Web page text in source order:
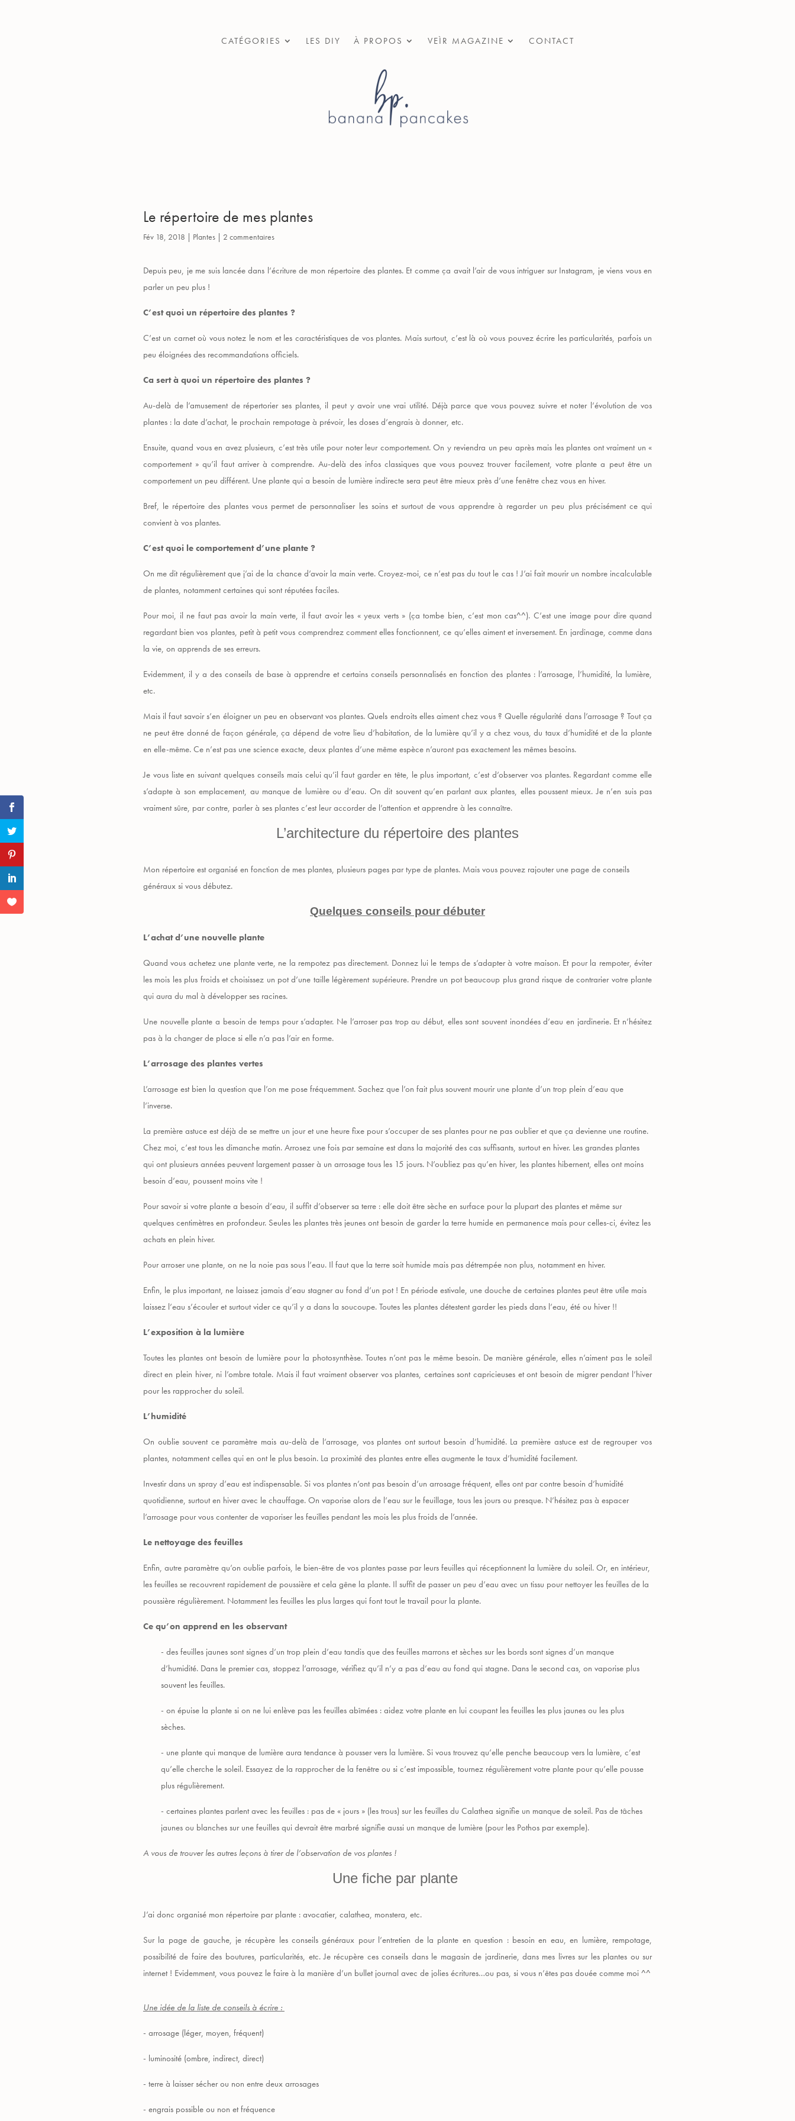
CATÉGORIES LES DIY À PROPOS VEÌR MAGAZINE CONTACT
Le répertoire de mes plantes
Fév 18, 2018 | Plantes| 2 commentaires
Depuis peu, je me suis lancée dans l’écriture de mon répertoire des plantes. Et comme ça avait l’air de vous intriguer sur Instagram, je viens vous en
parler un peu plus !
C’est quoi un répertoire des plantes ?
C’est un carnet où vous notez le nom et les caractéristiques de vos plantes. Mais surtout, c’est là où vous pouvez écrire les particularités, parfois un
peu éloignées des recommandations officiels.
Ca sert à quoi un répertoire des plantes ?
Au-delà de l’amusement de répertorier ses plantes, il peut y avoir une vrai utilité. Déjà parce que vous pouvez suivre et noter l’évolution de vos
plantes : la date d’achat, le prochain rempotage à prévoir, les doses d’engrais à donner, etc.
Ensuite, quand vous en avez plusieurs, c’est très utile pour noter leur comportement. On y reviendra un peu après mais les plantes ont vraiment un «
comportement » qu’il faut arriver à comprendre. Au-delà des infos classiques que vous pouvez trouver facilement, votre plante a peut être un
comportement un peu différent. Une plante qui a besoin de lumière indirecte sera peut être mieux près d’une fenêtre chez vous en hiver.
Bref, le répertoire des plantes vous permet de personnaliser les soins et surtout de vous apprendre à regarder un peu plus précisément ce qui
convient à vos plantes.
C’est quoi le comportement d’une plante ?
On me dit régulièrement que j’ai de la chance d’avoir la main verte. Croyez-moi, ce n’est pas du tout le cas ! J’ai fait mourir un nombre incalculable
de plantes, notamment certaines qui sont réputées faciles.
Pour moi, il ne faut pas avoir la main verte, il faut avoir les « yeux verts » (ça tombe bien, c’est mon cas^^). C’est une image pour dire quand
regardant bien vos plantes, petit à petit vous comprendrez comment elles fonctionnent, ce qu’elles aiment et inversement. En jardinage, comme dans
la vie, on apprends de ses erreurs.
Evidemment, il y a des conseils de base à apprendre et certains conseils personnalisés en fonction des plantes : l’arrosage, l’humidité, la lumière,
etc.
Mais il faut savoir s’en éloigner un peu en observant vos plantes. Quels endroits elles aiment chez vous ? Quelle régularité dans l’arrosage ? Tout ça
ne peut être donné de façon générale, ça dépend de votre lieu d’habitation, de la lumière qu’il y a chez vous, du taux d’humidité et de la plante
en elle-même. Ce n’est pas une science exacte, deux plantes d’une même espèce n’auront pas exactement les mêmes besoins.
Je vous liste en suivant quelques conseils mais celui qu’il faut garder en tête, le plus important, c’est d’observer vos plantes. Regardant comme elle
s’adapte à son emplacement, au manque de lumière ou d’eau. On dit souvent qu’en parlant aux plantes, elles poussent mieux. Je n’en suis pas
vraiment sûre, par contre, parler à ses plantes c’est leur accorder de l’attention et apprendre à les connaître.
L’architecture du répertoire des plantes
Mon répertoire est organisé en fonction de mes plantes, plusieurs pages par type de plantes. Mais vous pouvez rajouter une page de conseils
généraux si vous débutez.
Quelques conseils pour débuter
L’achat d’une nouvelle plante
Quand vous achetez une plante verte, ne la rempotez pas directement. Donnez lui le temps de s’adapter à votre maison. Et pour la rempoter, éviter
les mois les plus froids et choisissez un pot d’une taille légèrement supérieure. Prendre un pot beaucoup plus grand risque de contrarier votre plante
qui aura du mal à développer ses racines.
Une nouvelle plante a besoin de temps pour s’adapter. Ne l’arroser pas trop au début, elles sont souvent inondées d’eau en jardinerie. Et n’hésitez
pas à la changer de place si elle n’a pas l’air en forme.
L’arrosage des plantes vertes
L’arrosage est bien la question que l’on me pose fréquemment. Sachez que l’on fait plus souvent mourir une plante d’un trop plein d’eau que
l’inverse.
La première astuce est déjà de se mettre un jour et une heure fixe pour s’occuper de ses plantes pour ne pas oublier et que ça devienne une routine.
Chez moi, c’est tous les dimanche matin. Arrosez une fois par semaine est dans la majorité des cas suffisants, surtout en hiver. Les grandes plantes
qui ont plusieurs années peuvent largement passer à un arrosage tous les 15 jours. N’oubliez pas qu’en hiver, les plantes hibernent, elles ont moins
besoin d’eau, poussent moins vite !
Pour savoir si votre plante a besoin d’eau, il suffit d’observer sa terre : elle doit être sèche en surface pour la plupart des plantes et même sur
quelques centimètres en profondeur. Seules les plantes très jeunes ont besoin de garder la terre humide en permanence mais pour celles-ci, évitez les
achats en plein hiver.
Pour arroser une plante, on ne la noie pas sous l’eau. Il faut que la terre soit humide mais pas détrempée non plus, notamment en hiver.
Enfin, le plus important, ne laissez jamais d’eau stagner au fond d’un pot ! En période estivale, une douche de certaines plantes peut être utile mais
laissez l’eau s’écouler et surtout vider ce qu’il y a dans la soucoupe. Toutes les plantes détestent garder les pieds dans l’eau, été ou hiver !!
L’exposition à la lumière
Toutes les plantes ont besoin de lumière pour la photosynthèse. Toutes n’ont pas le même besoin. De manière générale, elles n’aiment pas le soleil
direct en plein hiver, ni l’ombre totale. Mais il faut vraiment observer vos plantes, certaines sont capricieuses et ont besoin de migrer pendant l’hiver
pour les rapprocher du soleil.
L’humidité
On oublie souvent ce paramètre mais au-delà de l’arrosage, vos plantes ont surtout besoin d’humidité. La première astuce est de regrouper vos
plantes, notamment celles qui en ont le plus besoin. La proximité des plantes entre elles augmente le taux d’humidité facilement.
Investir dans un spray d’eau est indispensable. Si vos plantes n’ont pas besoin d’un arrosage fréquent, elles ont par contre besoin d’humidité
quotidienne, surtout en hiver avec le chauffage. On vaporise alors de l’eau sur le feuillage, tous les jours ou presque. N’hésitez pas à espacer
l’arrosage pour vous contenter de vaporiser les feuilles pendant les mois les plus froids de l’année.
Le nettoyage des feuilles
Enfin, autre paramètre qu’on oublie parfois, le bien-être de vos plantes passe par leurs feuilles qui réceptionnent la lumière du soleil. Or, en intérieur,
les feuilles se recouvrent rapidement de poussière et cela gêne la plante. Il suffit de passer un peu d’eau avec un tissu pour nettoyer les feuilles de la
poussière régulièrement. Notamment les feuilles les plus larges qui font tout le travail pour la plante.
Ce qu’on apprend en les observant
- des feuilles jaunes sont signes d’un trop plein d’eau tandis que des feuilles marrons et sèches sur les bords sont signes d’un manque
d’humidité. Dans le premier cas, stoppez l’arrosage, vérifiez qu’il n’y a pas d’eau au fond qui stagne. Dans le second cas, on vaporise plus
souvent les feuilles.
- on épuise la plante si on ne lui enlève pas les feuilles abîmées : aidez votre plante en lui coupant les feuilles les plus jaunes ou les plus
sèches.
- une plante qui manque de lumière aura tendance à pousser vers la lumière. Si vous trouvez qu’elle penche beaucoup vers la lumière, c’est
qu’elle cherche le soleil. Essayez de la rapprocher de la fenêtre ou si c’est impossible, tournez régulièrement votre plante pour qu’elle pousse
plus régulièrement.
- certaines plantes parlent avec les feuilles : pas de « jours » (les trous) sur les feuilles du Calathea signifie un manque de soleil. Pas de tâches
jaunes ou blanches sur une feuilles qui devrait être marbré signifie aussi un manque de lumière (pour les Pothos par exemple).
A vous de trouver les autres leçons à tirer de l’observation de vos plantes !
Une fiche par plante
J’ai donc organisé mon répertoire par plante : avocatier, calathea, monstera, etc.
Sur la page de gauche, je récupère les conseils généraux pour l’entretien de la plante en question : besoin en eau, en lumière, rempotage,
possibilité de faire des boutures, particularités, etc. Je récupère ces conseils dans le magasin de jardinerie, dans mes livres sur les plantes ou sur
internet ! Evidemment, vous pouvez le faire à la manière d’un bullet journal avec de jolies écritures…ou pas, si vous n’êtes pas douée comme moi ^^
Une idée de la liste de conseils à écrire :
- arrosage (léger, moyen, fréquent)
- luminosité (ombre, indirect, direct)
- terre à laisser sécher ou non entre deux arrosages
- engrais possible ou non et fréquence